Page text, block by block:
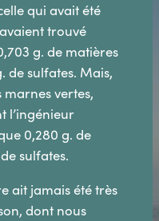
qui avait été
trouvé
g. de matières
de sulfates. Mais,
vertes,
l’ingénieur
0,280 g. de
sulfates.
ait jamais été très
dont nous